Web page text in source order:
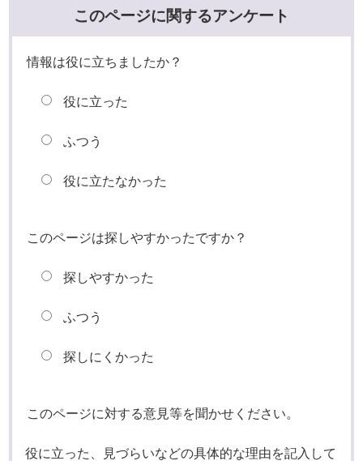
このページに関するアンケート
情報は役に立ちましたか？
役に立った
ふつう
役に立たなかった
このページは探しやすかったですか？
探しやすかった
ふつう
探しにくかった
このページに対する意見等を聞かせください。
役に立った、見づらいなどの具体的な理由を記入して